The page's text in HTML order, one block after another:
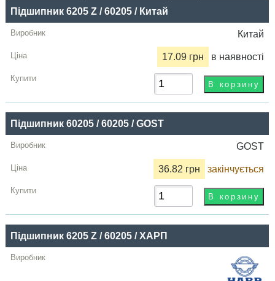
Назва
Виробник
Радіальний
грн
Купити
Підшипник 6205 Z / 60205 / Китай
Китай
17.09 грн в наявності
Підшипник 60205 / 60205 / GOST
GOST
36.82 грн закінчується
Підшипник 6205 Z / 60205 / ХАРП